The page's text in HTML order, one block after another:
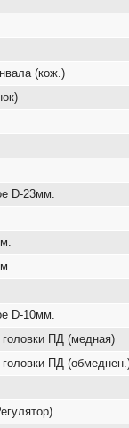
(кож.)
D-23мм.
D-10мм.
ПД (медная)
ПД